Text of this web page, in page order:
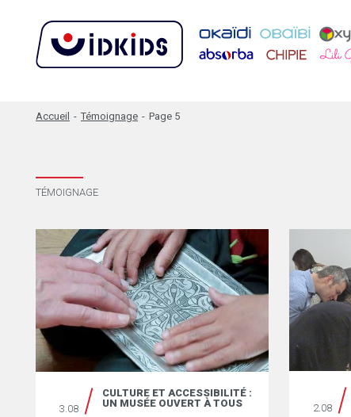
Accueil - Témoignage - Page 5
TÉMOIGNAGE
3.08
CULTURE ET ACCESSIBILITÉ :
UN MUSÉE OUVERT À TOUS
2.08